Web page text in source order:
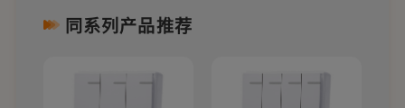
同系列产品推荐